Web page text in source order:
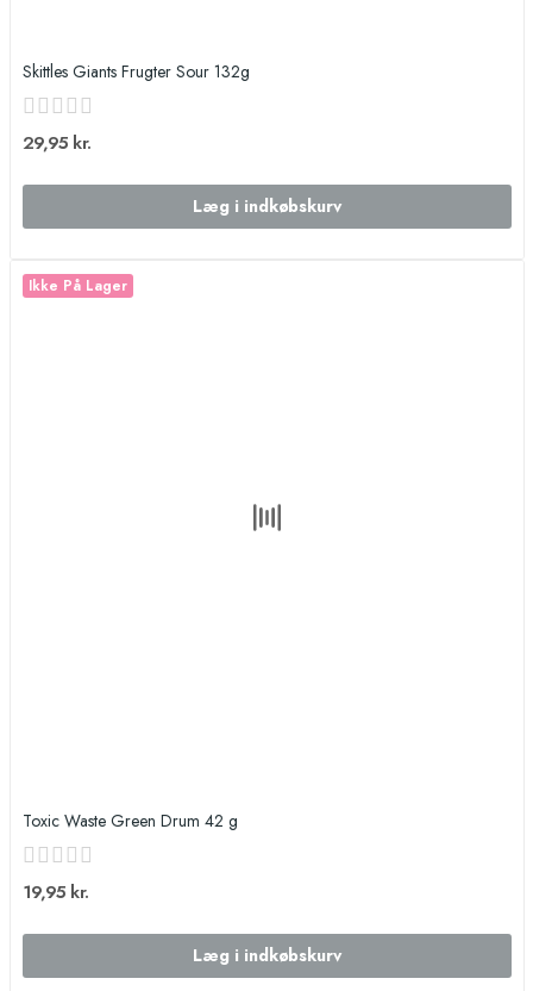
Skittles Giants Frugter Sour 132g
29,95 kr.
Læg i indkøbskurv
Ikke På Lager
Toxic Waste Green Drum 42 g
19,95 kr.
Læg i indkøbskurv